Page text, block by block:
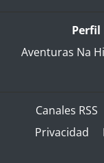
Perfil
Aventuras Na
Canales RSS
Privacidad